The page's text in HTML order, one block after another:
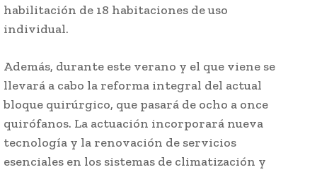
habilitación de 18 habitaciones de uso
individual.
Además, durante este verano y el que viene se
llevará a cabo la reforma integral del actual
bloque quirúrgico, que pasará de ocho a once
quirófanos. La actuación incorporará nueva
tecnología y la renovación de servicios
esenciales en los sistemas de climatización y